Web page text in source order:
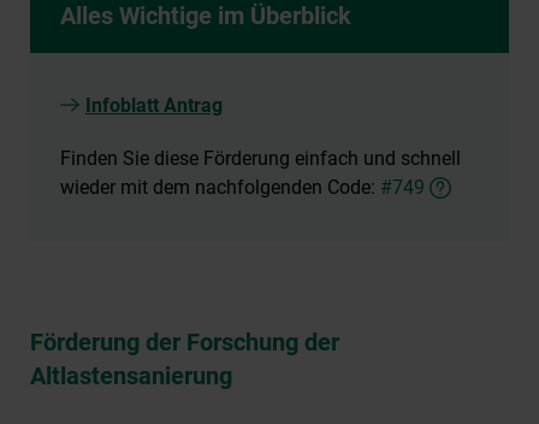
Alles Wichtige im Überblick
Infoblatt Antrag
Finden Sie diese Förderung einfach und schnell
wieder mit dem nachfolgenden Code: #749
Förderung der Forschung der
Altlastensanierung